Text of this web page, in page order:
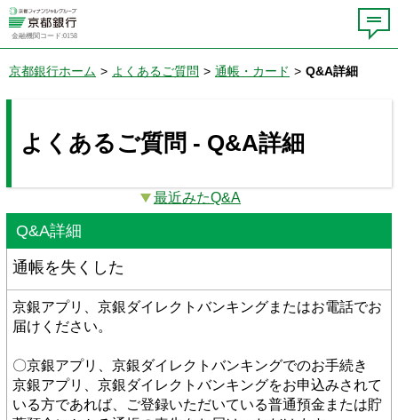
金融機関コード:0158
京都銀行ホーム > よくあるご質問 > 通帳・カード > Q&A詳細
よくあるご質問 - Q&A詳細
最近みたQ&A
Q&A詳細
通帳を失くした
京銀アプリ、京銀ダイレクトバンキングまたはお電話でお
届けください。
〇京銀アプリ、京銀ダイレクトバンキングでのお手続き
京銀アプリ、京銀ダイレクトバンキングをお申込みされて
いる方であれば、ご登録いただいている普通預金または貯